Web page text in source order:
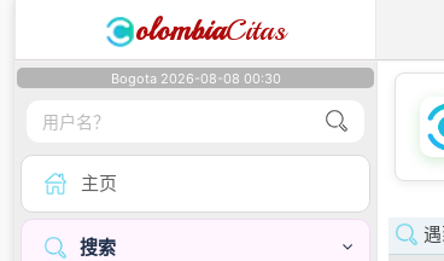
olombiaCitas
Bogota 2026-08-08 00:30
主页
搜索